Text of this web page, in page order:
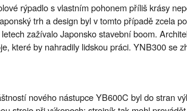
rýpadlo s vlastním pohonem příliš krásy
trh a design byl v tomto případě zcela
zažívalo Japonsko stavební boom.
které by nahradily lidskou práci. YNB300 se
nového nástupce YB600C byl do stran